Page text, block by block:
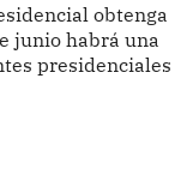
obtenga
junio habrá una
presidenciales